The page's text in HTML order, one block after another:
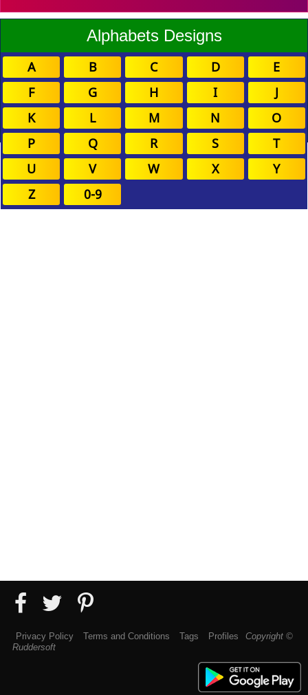
Alphabets Designs
A B C D
E
F
G H I
J
K
L M N
O
P
Q R S
T
U
V W X
Y
Z
0-9
Privacy Policy Terms and Conditions Tags Profiles
Copyright ©
Ruddersoft